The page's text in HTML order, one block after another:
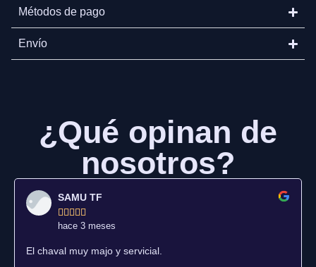
Métodos de pago
Envío
¿Qué opinan de
nosotros?
SAMU TF
    
hace 3 meses
El chaval muy majo y servicial.